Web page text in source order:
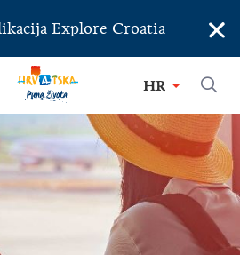
Explore Croatia ×
HR